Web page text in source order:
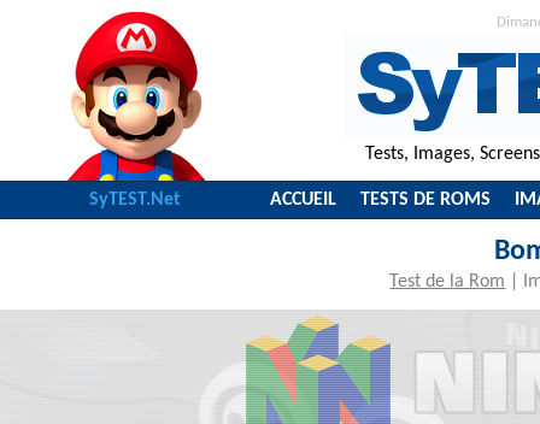
Tests, Images,
SyTEST.Net ACCUEIL TESTS DE ROMS
Test de la Rom